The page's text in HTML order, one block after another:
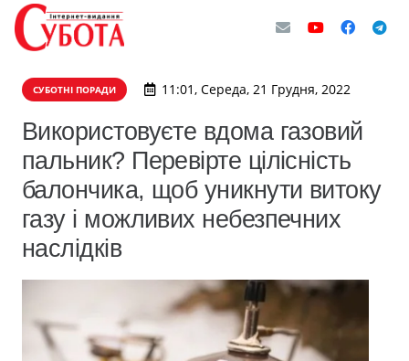
СУБОТНІ ПОРАДИ 11:01, Середа, 21 Грудня, 2022
Використовуєте вдома газовий
пальник? Перевірте цілісність
балончика, щоб уникнути витоку
газу і можливих небезпечних
наслідків